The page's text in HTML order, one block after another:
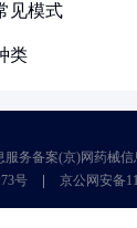
见模式
类
务备案(京)网药械信
号
京公网安备